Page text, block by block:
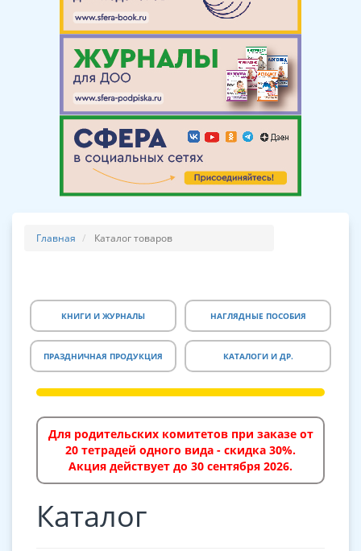
Главная Каталог товаров
КНИГИ И ЖУРНАЛЫ НАГЛЯДНЫЕ ПОСОБИЯ
ПРАЗДНИЧНАЯ ПРОДУКЦИЯ КАТАЛОГИ И ДР.
Для родительских комитетов при заказе от
20 тетрадей одного вида - скидка 30%.
Акция действует до 30 сентября 2026.
Каталог